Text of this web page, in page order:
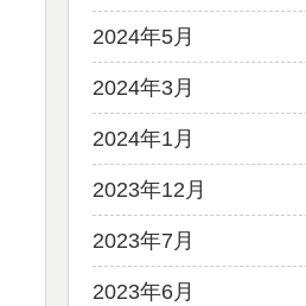
2024年5月
2024年3月
2024年1月
2023年12月
2023年7月
2023年6月